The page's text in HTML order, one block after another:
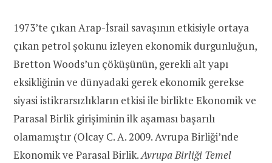
1973’te çıkan Arap-İsrail savaşının etkisiyle ortaya
çıkan petrol şokunu izleyen ekonomik durgunluğun,
Bretton Woods’un çöküşünün, gerekli alt yapı
eksikliğinin ve dünyadaki gerek ekonomik gerekse
siyasi istikrarsızlıkların etkisi ile birlikte Ekonomik ve
Parasal Birlik girişiminin ilk aşaması başarılı
olamamıştır (Olcay C. A. 2009. Avrupa Birliği’nde
Ekonomik ve Parasal Birlik.Avrupa Birliği Temel